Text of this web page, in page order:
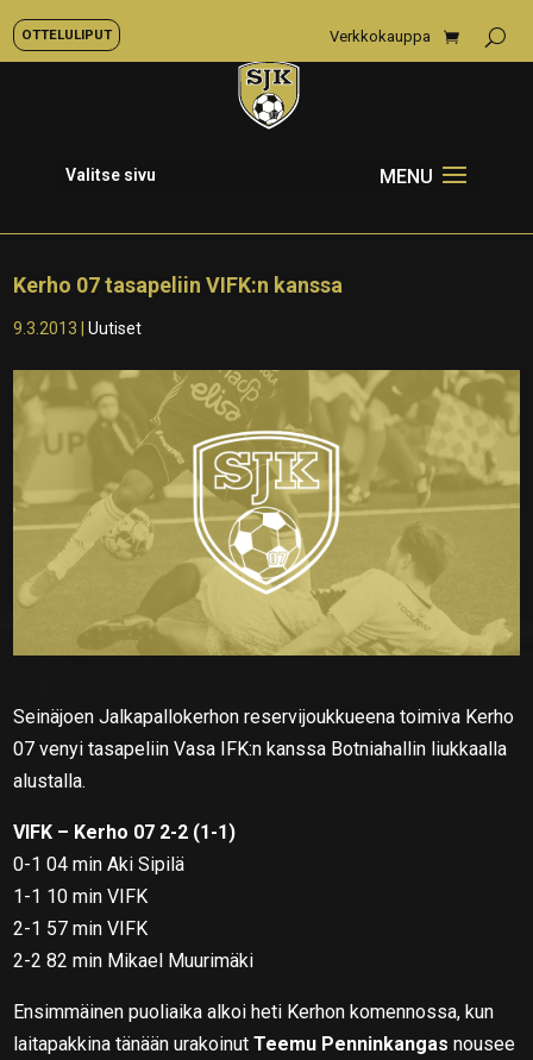
OTTELULIPUT Verkkokauppa
Valitse sivu
Kerho 07 tasapeliin VIFK:n kanssa
9.3.2013 |Uutiset
Seinäjoen Jalkapallokerhon reservijoukkueena toimiva Kerho
07 venyi tasapeliin Vasa IFK:n kanssa Botniahallin liukkaalla
alustalla.
VIFK – Kerho 07 2-2 (1-1)
0-1 04 min Aki Sipilä
1-1 10 min VIFK
2-1 57 min VIFK
2-2 82 min Mikael Muurimäki
Ensimmäinen puoliaika alkoi heti Kerhon komennossa, kun
laitapakkina tänään urakoinutTeemu Penninkangas nousee